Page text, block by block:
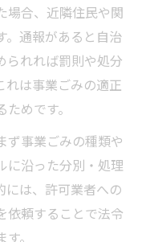
場合、近隣住民や関
。通報があると自治
られれば罰則や処分
れは事業ごみの適正
めです。
ず事業ごみの種類や
に沿った分別・処理
には、許可業者への
依頼することで法令
。